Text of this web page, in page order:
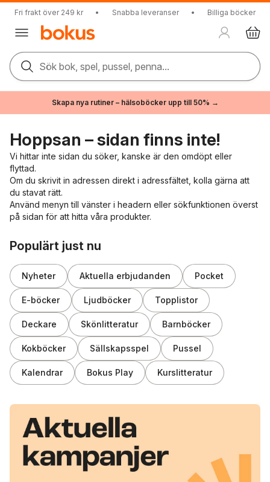
Fri frakt över 249 kr • Snabba leveranser • Billiga böcker
Sök bok, spel, pussel, penna...
Skapa nya rutiner – hälsoböcker upp till 50% →
Hoppsan – sidan finns inte!
Vi hittar inte sidan du söker, kanske är den omdöpt eller
flyttad.
Om du skrivit in adressen direkt i adressfältet, kolla gärna att
du stavat rätt.
Använd menyn till vänster i headern eller sökfunktionen överst
på sidan för att hitta våra produkter.
Populärt just nu
Nyheter Aktuella erbjudanden Pocket
E-böcker Ljudböcker Topplistor
Deckare Skönlitteratur Barnböcker
Kokböcker Sällskapsspel Pussel
Kalendrar Bokus Play Kurslitteratur